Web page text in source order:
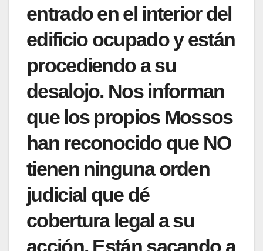
entrado en el interior del
edificio ocupado y están
procediendo a su
desalojo. Nos informan
que los propios Mossos
han reconocido que NO
tienen ninguna orden
judicial que dé
cobertura legal a su
acción. Están sacando a